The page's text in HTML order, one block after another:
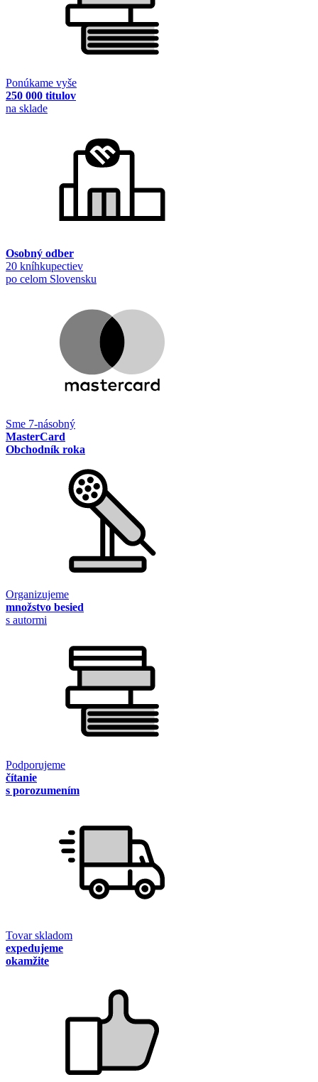
Ponúkame vyše
250 000 titulov
na sklade
Osobný odber
20 kníhkupectiev
po celom Slovensku
Sme 7-násobný
MasterCard
Obchodník roka
Organizujeme
množstvo besied
s autormi
Podporujeme
čítanie
s porozumením
Tovar skladom
expedujeme
okamžite